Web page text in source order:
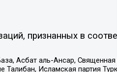
признанных в
Асбат аль-Ансар, Священная
Исламская партия